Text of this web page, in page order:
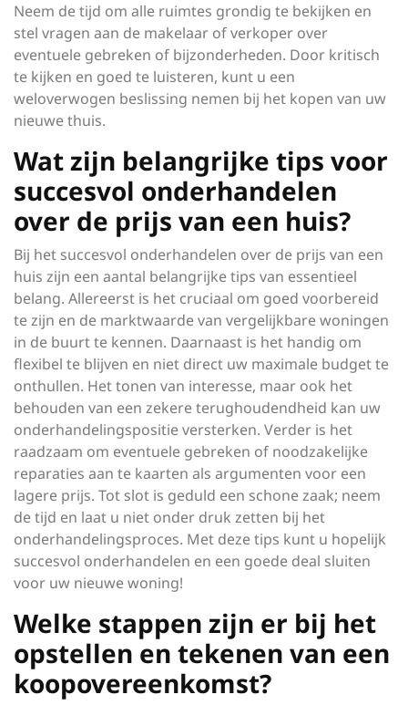
Neem de tijd om alle ruimtes grondig te bekijken en
stel vragen aan de makelaar of verkoper over
eventuele gebreken of bijzonderheden. Door kritisch
te kijken en goed te luisteren, kunt u een
weloverwogen beslissing nemen bij het kopen van uw
nieuwe thuis.
Wat zijn belangrijke tips voor
succesvol onderhandelen
over de prijs van een huis?
Bij het succesvol onderhandelen over de prijs van een
huis zijn een aantal belangrijke tips van essentieel
belang. Allereerst is het cruciaal om goed voorbereid
te zijn en de marktwaarde van vergelijkbare woningen
in de buurt te kennen. Daarnaast is het handig om
flexibel te blijven en niet direct uw maximale budget te
onthullen. Het tonen van interesse, maar ook het
behouden van een zekere terughoudendheid kan uw
onderhandelingspositie versterken. Verder is het
raadzaam om eventuele gebreken of noodzakelijke
reparaties aan te kaarten als argumenten voor een
lagere prijs. Tot slot is geduld een schone zaak; neem
de tijd en laat u niet onder druk zetten bij het
onderhandelingsproces. Met deze tips kunt u hopelijk
succesvol onderhandelen en een goede deal sluiten
voor uw nieuwe woning!
Welke stappen zijn er bij het
opstellen en tekenen van een
koopovereenkomst?